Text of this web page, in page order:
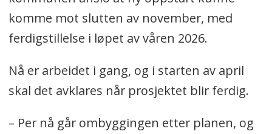
komme mot slutten av november, med
ferdigstillelse i løpet av våren 2026.
Nå er arbeidet i gang, og i starten av april
skal det avklares når prosjektet blir ferdig.
– Per nå går ombyggingen etter planen, og